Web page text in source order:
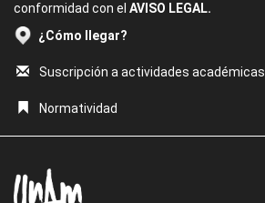
conformidad con el AVISO LEGAL.
¿Cómo llegar?
Suscripción a actividades académicas
Normatividad